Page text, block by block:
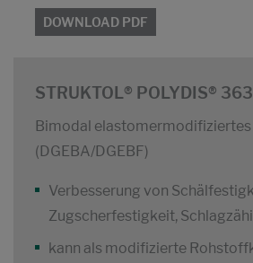
DOWNLOAD PDF
STRUKTOL® POLYDIS®
Bimodal
(DGEBA/DGEBF)
Verbesserung von
Zugscherfestigkeit,
kann als modifizierte